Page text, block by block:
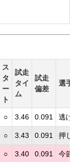
ス
タ
ー
ト
試走
タイ
ム
試走
偏差
選手
○ 3.46 0.091 逃げ
○ 3.43 0.091 押し
○ 3.40 0.091 今節